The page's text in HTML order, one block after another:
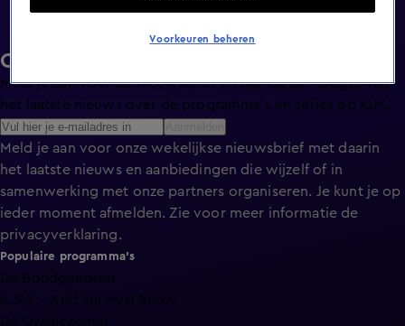
Ontvang de KIJK-nieuwsbrief
Meld je aan voor de nieuwsbrief en blijf op de hoogte van
het laatste nieuws over de programma’s en series op KIJK.
Meld je aan voor onze wekelijkse nieuwsbrief met daarin
het laatste nieuws en aanbiedingen die wijzelf of in
samenwerking met onze partners organiseren. Je kunt je op
ieder moment afmelden. Zie voor meer informatie de
privacyverklaring.
Populaire programma's
De Bondgenoten
A.S.S. - Anti Survival Show
De Oranjezomer
Voorkeuren beheren